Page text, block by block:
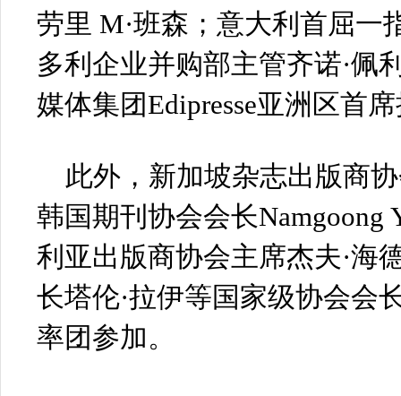
劳里 M·班森；意大利首屈一
多利企业并购部主管齐诺·佩
媒体集团Edipresse亚洲区首
此外，新加坡杂志出版商
韩国期刊协会会长Namgoong
利亚出版商协会主席杰夫·海
长塔伦·拉伊等国家级协会会
率团参加。